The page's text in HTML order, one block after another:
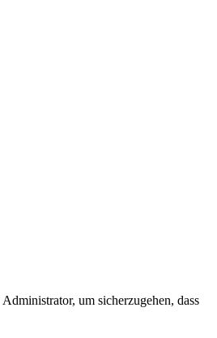
um sicherzugehen, dass